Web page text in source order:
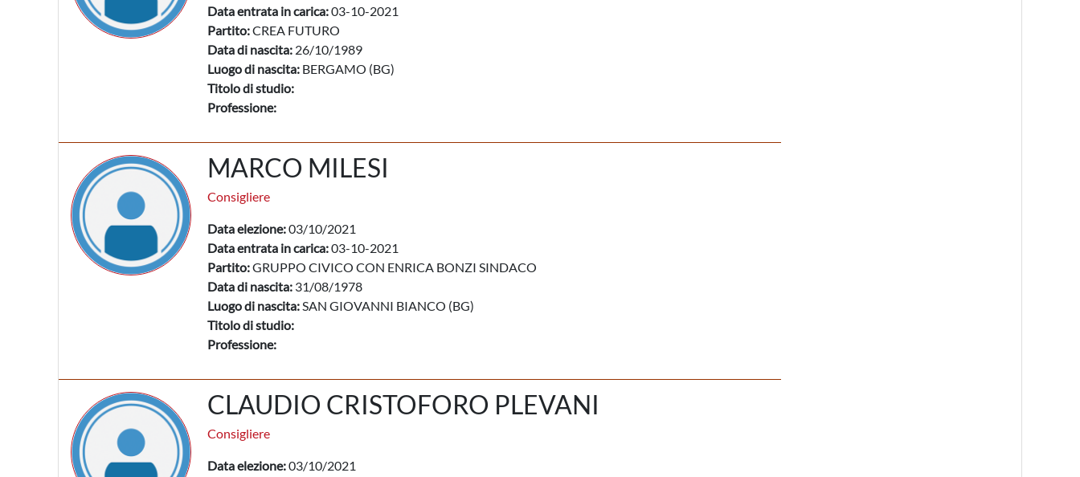
Data entrata in carica:03-10-2021
Partito:CREA FUTURO
Data di nascita: 26/10/1989
Luogo di nascita: BERGAMO (BG)
Titolo di studio:
Professione:
MARCO MILESI
Consigliere
Data elezione:03/10/2021
Data entrata in carica:03-10-2021
Partito:GRUPPO CIVICO CON ENRICA BONZI SINDACO
Data di nascita: 31/08/1978
Luogo di nascita:SAN GIOVANNI BIANCO (BG)
Titolo di studio:
Professione:
CLAUDIO CRISTOFORO PLEVANI
Consigliere
Data elezione:03/10/2021